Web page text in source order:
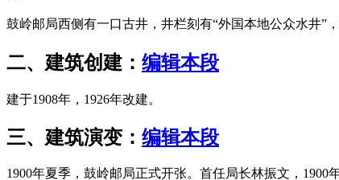
鼓岭邮局西侧有一口古井，井栏刻有“外国本地公众水井”
二、建筑创建： 编辑本段
建于1908年，1926年改建。
三、建筑演变： 编辑本段
1900年夏季，鼓岭邮局正式开张。首任局长林振文，